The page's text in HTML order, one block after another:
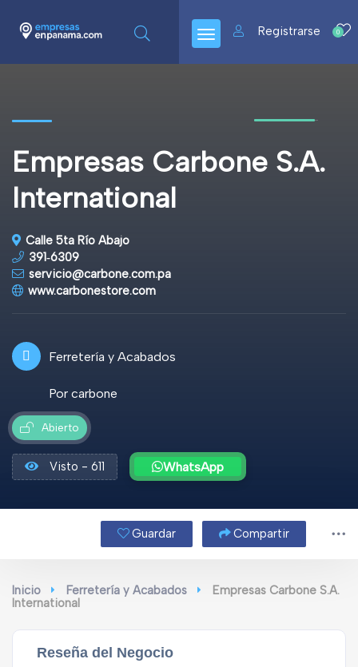
0
Registrarse
Empresas Carbone S.A.
International
Calle 5ta Río Abajo
391‑6309
servicio@carbone.com.pa
www.carbonestore.com
Ferretería y Acabados
Por carbone
Abierto
Visto - 611 WhatsApp
Guardar Compartir
Inicio Ferretería y Acabados
Empresas Carbone S.A.
International
Reseña del Negocio